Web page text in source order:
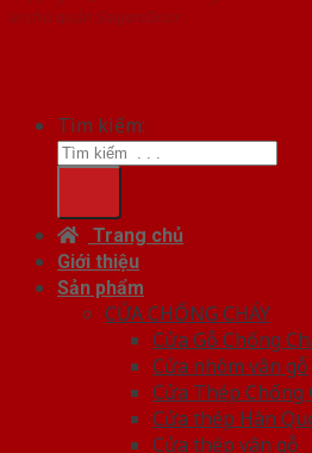
vị chủ quản SaigonDoor
Tìm kiếm:
Trang chủ
Giới thiệu
Sản phẩm
CỬA CHỐNG CHÁY
Cửa Gỗ Chống
Cửa nhôm vân gỗ
Cửa Thép Chống
Cửa thép Hàn
Cửa thép vân gỗ